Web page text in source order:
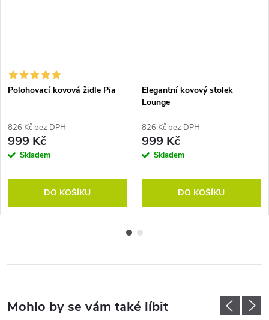
Polohovací kovová židle Pia
826 Kč bez DPH
999 Kč
Skladem
DO KOŠÍKU
Elegantní kovový stolek
Lounge
826 Kč bez DPH
999 Kč
Skladem
DO KOŠÍKU